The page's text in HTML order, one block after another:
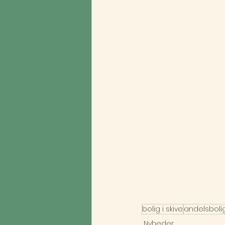
bolig i skive